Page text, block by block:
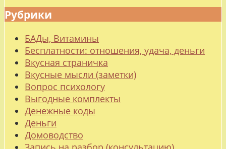
Рубрики
БАДы, Витамины
Бесплатности: отношения, удача, деньги
Вкусная страничка
Вкусные мысли (заметки)
Вопрос психологу
Выгодные комплекты
Денежные коды
Деньги
Домоводство